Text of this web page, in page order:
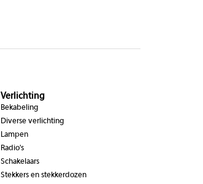
Verlichting
Bekabeling
Diverse verlichting
Lampen
Radio's
Schakelaars
Stekkers en stekkerdozen